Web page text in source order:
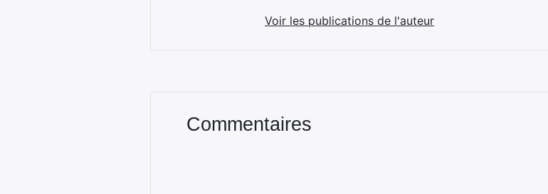
Voir les publications de l'auteur
Commentaires